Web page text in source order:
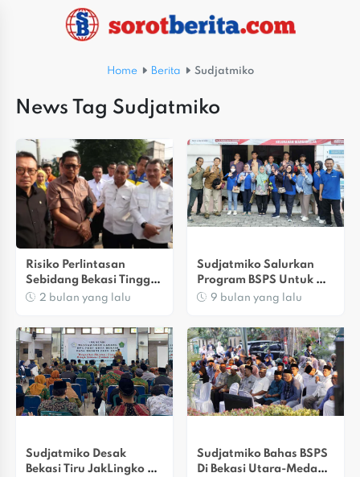
Home Berita Sudjatmiko
News Tag Sudjatmiko
Risiko Perlintasan
Sebidang Bekasi Tinggi,
DPR RI Dorong
2 bulan yang lalu
Sudjatmiko Salurkan
Program BSPS Untuk
Warga Bekasi Utara
9 bulan yang lalu
Sudjatmiko Desak
Bekasi Tiru JakLingko
Sudjatmiko Bahas BSPS
Di Bekasi Utara-Medan